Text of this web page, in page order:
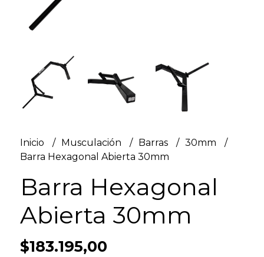
Inicio Musculación Barras
30mm
Barra Hexagonal Abierta 30mm
Barra Hexagonal
Abierta 30mm
$183.195,00